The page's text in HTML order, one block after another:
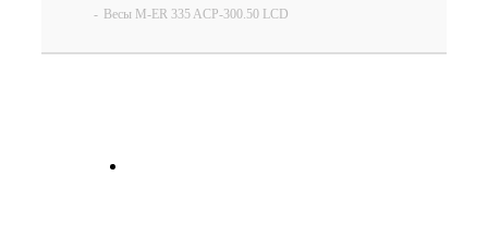
- Весы M-ER 335 ACP-300.50 LCD